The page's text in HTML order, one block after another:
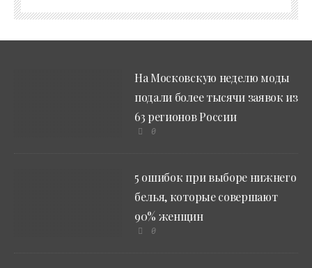
На Московскую неделю моды
подали более тысячи заявок из
63 регионов России
0
5 ошибок при выборе нижнего
белья, которые совершают
90% женщин
0